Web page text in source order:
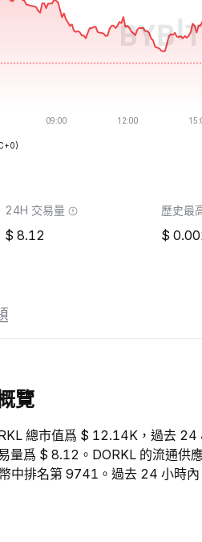
24H 交易量
8.12
歷史最
覽
總市值爲 $ 12.14K，過去
爲 $ 8.12。DORKL 的流通供
中排名第 9741。過去 24 小時